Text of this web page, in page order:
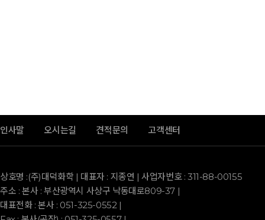
인사말 오시는길 견적문의 고객센터
상호명 :(주)대덕화학 | 대표자 : 지종연 | 사업자번호 : 311-88-00155
주소 : 본사 : 부산광역시 사상구 낙동대로809-37 |
대표전화 : 본사 : 051-325-0552 |